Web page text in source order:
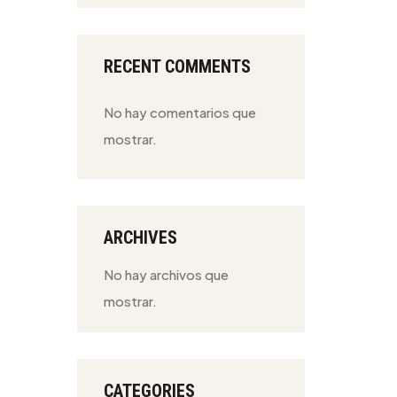
RECENT COMMENTS
No hay comentarios que
mostrar.
ARCHIVES
No hay archivos que
mostrar.
CATEGORIES